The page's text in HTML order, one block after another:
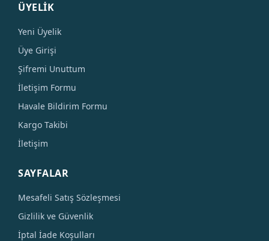
ÜYELİK
Yeni Üyelik
Üye Girişi
Şifremi Unuttum
İletişim Formu
Havale Bildirim Formu
Kargo Takibi
İletişim
SAYFALAR
Mesafeli Satış Sözleşmesi
Gizlilik ve Güvenlik
İptal İade Koşulları